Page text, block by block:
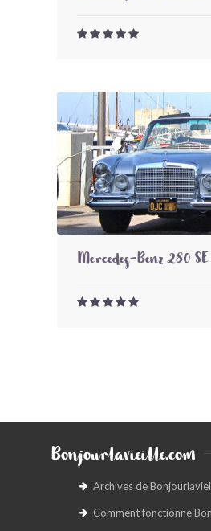
Mercedes-Benz 280 SE
Bonjourlavieille.com
Archives de
Comment fonctionne